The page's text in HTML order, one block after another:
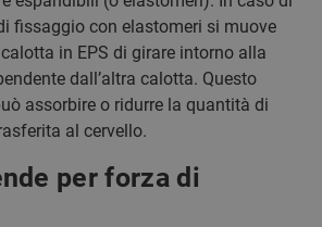
fissaggio con elastomeri si muove
in EPS di girare intorno alla
dall’altra calotta. Questo
assorbire o ridurre la quantità di
al cervello.
per forza di